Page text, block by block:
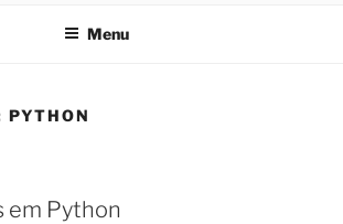
Menu
PYTHON
em Python